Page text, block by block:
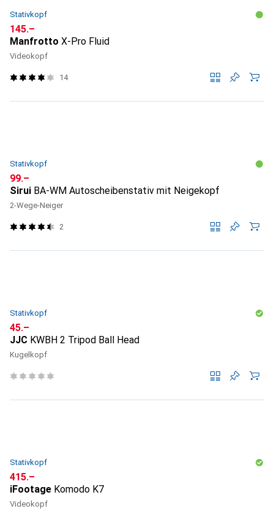
Stativkopf
CHF
145.–
Manfrotto X-Pro Fluid
Videokopf
14
Stativkopf
CHF
99.–
Sirui BA-WM Autoscheibenstativ mit Neigekopf
2-Wege-Neiger
2
Stativkopf
CHF
45.–
JJC KWBH 2 Tripod Ball Head
Kugelkopf
Stativkopf
CHF
415.–
iFootage Komodo K7
Videokopf